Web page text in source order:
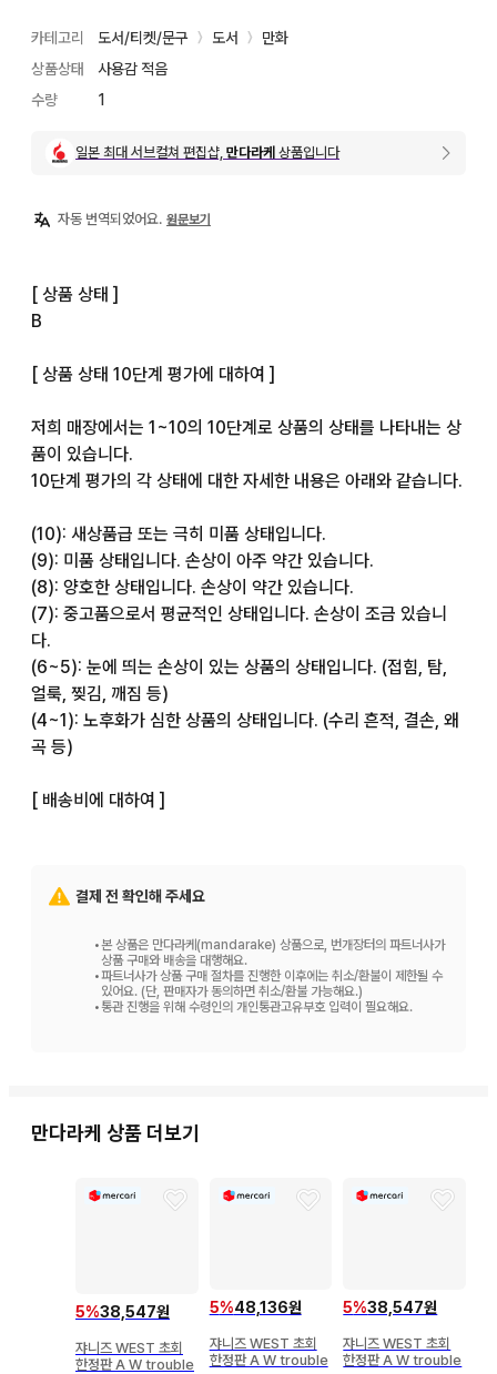
카테고리 도서/티켓/문구 〉 도서 〉
만화
상품상태
사용감 적음
수량
1
일본 최대 서브컬쳐 편집샵, 만다라케 상품입니다
자동 번역되었어요. 원문보기
[ 상품 상태 ]
B
[ 상품 상태 10단계 평가에 대하여 ]
저희 매장에서는 1~10의 10단계로 상품의 상태를 나타내는 상
품이 있습니다.
10단계 평가의 각 상태에 대한 자세한 내용은 아래와 같습니다.
(10): 새상품급 또는 극히 미품 상태입니다.
(9): 미품 상태입니다. 손상이 아주 약간 있습니다.
(8): 양호한 상태입니다. 손상이 약간 있습니다.
(7): 중고품으로서 평균적인 상태입니다. 손상이 조금 있습니
다.
(6~5): 눈에 띄는 손상이 있는 상품의 상태입니다. (접힘, 탐,
얼룩, 찢김, 깨짐 등)
(4~1): 노후화가 심한 상품의 상태입니다. (수리 흔적, 결손, 왜
곡 등)
[ 배송비에 대하여 ]
화면 하단에 있는 [ 배송비 ] 항목을 봐주십시오.
[ 상품에 대하여 ]
상품은 매장, 다른 사이트와 재고를 공유하고 있습니다. 따라서
상품에는 가격표 라벨이나 관리 씰, 해외 출하용, 일본 국내 수
개봉품 중, 음성이나 발광 등의 기능을 가진 상품에 대해서는 작
동 확인이 완료되었으며, 작동 불량이 있는 경우 상품 상태에 표
기하고 있습니다. 전기 제품이나 정밀 기기에 대해서는 작동 확
결제 전 확인해 주세요
•본 상품은 만다라케(mandarake) 상품으로, 번개장터의 파트너사가
상품 구매와 배송을 대행해요.
•파트너사가 상품 구매 절차를 진행한 이후에는 취소/환불이 제한될 수
있어요. (단, 판매자가 동의하면 취소/환불 가능해요.)
•통관 진행을 위해 수령인의 개인통관고유부호 입력이 필요해요.
만다라케 상품 더보기
5%38,547원
쟈니즈 WEST 초회
한정판 A W trouble
5%48,136원
쟈니즈 WEST 초회
한정판 A W trouble
5%38,547원
쟈니즈 WEST 초회
한정판 A W trouble